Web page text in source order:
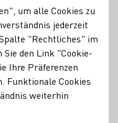
bei unserer
im Bleichtal.
aus Genuss,
– moderiert,
Weinen vom Weinhof
um alle Cookies zu
jederzeit
"Rechtliches" im
Sie den Link "Cookie-
Ihre Präferenzen
Funktionale Cookies
weiterhin